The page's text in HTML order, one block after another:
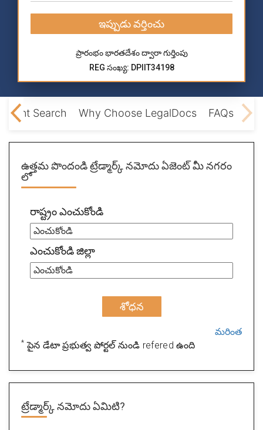
ఇప్పుడు వర్తించు
ప్రారంభం భారతదేశం ద్వారా గుర్తింపు
REG సంఖ్య: DPIIT34198
Search Why Choose LegalDocs FAQs
ఉత్తమ పొందండిట్రేడ్మార్క్ నమోదు ఏజెంట్మీ నగరం
లో
రాష్ట్రం ఎంచుకోండి
ఎంచుకోండి జిల్లా
శోధన
మరింత
* పైన డేటా ప్రభుత్వ పోర్టల్ నుండి refered ఉంది
ట్రేడ్మార్క్ నమోదు ఏమిటి?